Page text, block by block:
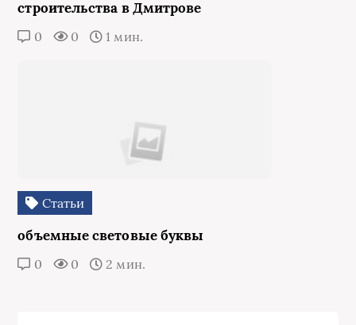
строительства в Дмитрове
0 0 1 мин.
Статьи
объемные световые буквы
0 0 2 мин.